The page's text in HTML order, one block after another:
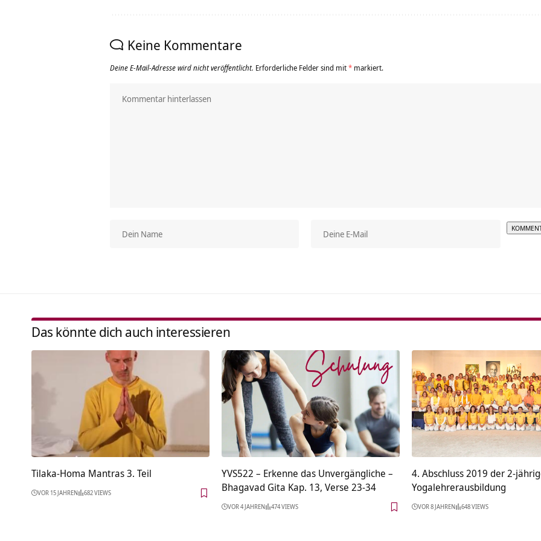
Keine Kommentare
Deine E-Mail-Adresse wird nicht veröffentlicht. Erforderliche Felder sind mit* markiert.
Das könnte dich auch interessieren
Tilaka-Homa Mantras 3. Teil
VOR 15 JAHREN 682 VIEWS
YVS522 – Erkenne das Unvergängliche –
Bhagavad Gita Kap. 13, Verse 23-34
VOR 4 JAHREN 474 VIEWS
4. Abschluss 2019 der 2-
Yogalehrerausbildung
VOR 8 JAHREN 648 VIEWS